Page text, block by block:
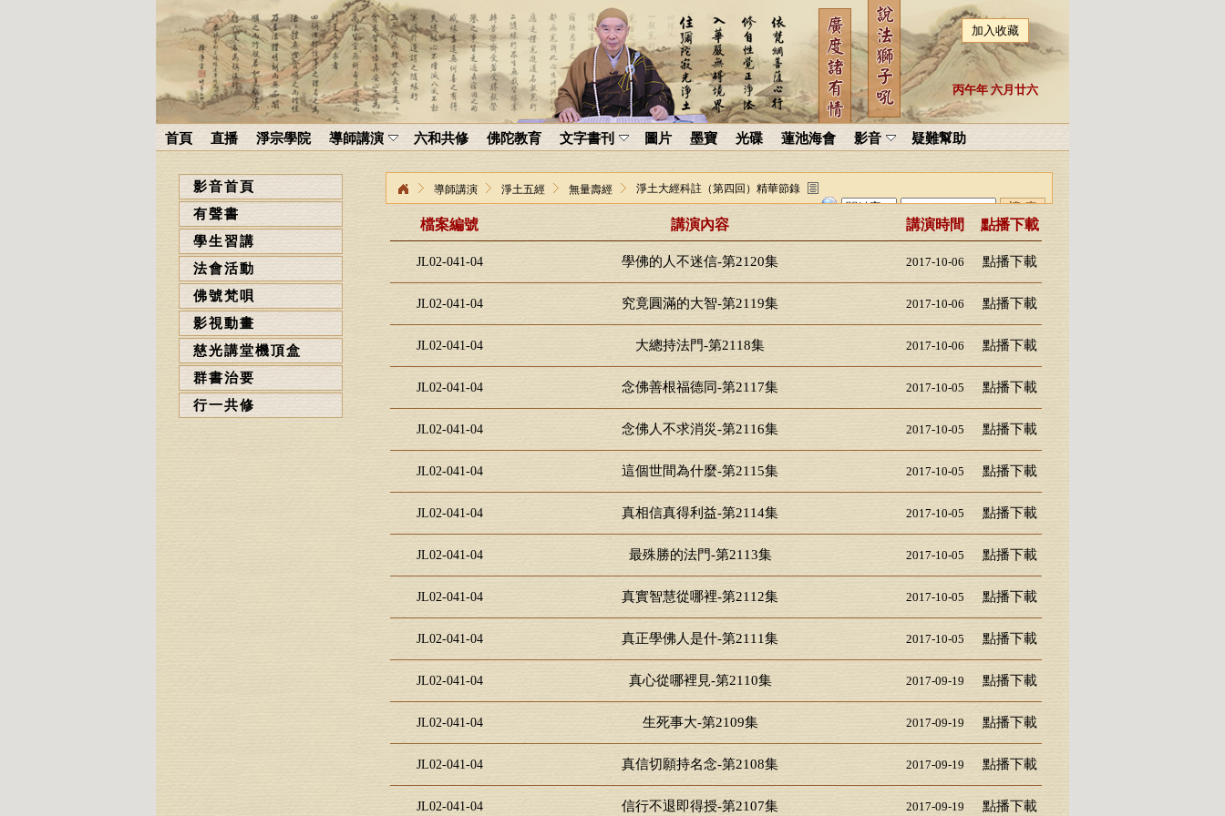
加入收藏
丙午年 六月廿六
首頁 直播 淨宗學院 導師講演 六和共修 佛陀教育 文字書刊 圖片 墨寶 光碟 蓮池海會 影音 疑難幫助
影音首頁
有聲書
學生習講
法會活動
佛號梵唄
影視動畫
慈光講堂機頂盒
群書治要
行一共修
導師講演 淨土五經 無量壽經 淨土大經科註（第四回）精華節錄
檔案編號 講演內容 講演時間 點播下載
JL02-041-04 學佛的人不迷信-第2120集 2017-10-06 點播下載
JL02-041-04 究竟圓滿的大智-第2119集 2017-10-06 點播下載
JL02-041-04 大總持法門-第2118集 2017-10-06 點播下載
JL02-041-04 念佛善根福德同-第2117集 2017-10-05 點播下載
JL02-041-04 念佛人不求消災-第2116集 2017-10-05 點播下載
JL02-041-04 這個世間為什麼-第2115集 2017-10-05 點播下載
JL02-041-04 真相信真得利益-第2114集 2017-10-05 點播下載
JL02-041-04 最殊勝的法門-第2113集 2017-10-05 點播下載
JL02-041-04 真實智慧從哪裡-第2112集 2017-10-05 點播下載
JL02-041-04 真正學佛人是什-第2111集 2017-10-05 點播下載
JL02-041-04 真心從哪裡見-第2110集 2017-09-19 點播下載
JL02-041-04 生死事大-第2109集 2017-09-19 點播下載
JL02-041-04 真信切願持名念-第2108集 2017-09-19 點播下載
JL02-041-04 信行不退即得授-第2107集 2017-09-19 點播下載